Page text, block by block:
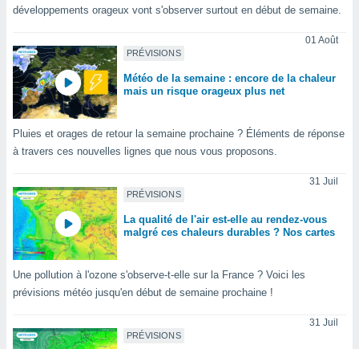
de
votre
à
en
le
des
au
les
pas
de
développements orageux vont s'observer surtout en début de semaine.
PRÉVISIONS
01 Août
Météo de la semaine : encore de la chaleur
mais un risque orageux plus net
Pluies et orages de retour la semaine prochaine ? Éléments de réponse
à travers ces nouvelles lignes que nous vous proposons.
PRÉVISIONS
31 Juil
La qualité de l'air est-elle au rendez-vous
malgré ces chaleurs durables ? Nos cartes
Une pollution à l'ozone s'observe-t-elle sur la France ? Voici les
prévisions météo jusqu'en début de semaine prochaine !
PRÉVISIONS
31 Juil